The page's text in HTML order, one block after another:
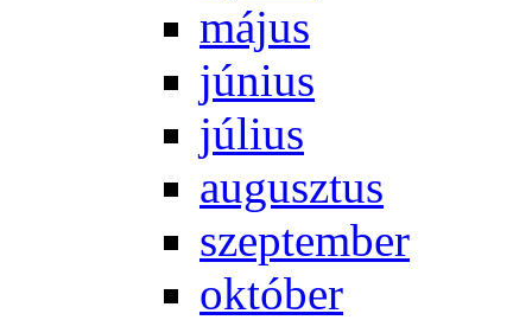
má­jus
jú­ni­us
jú­li­us
au­gusz­tus
szep­tem­ber
ok­tó­ber